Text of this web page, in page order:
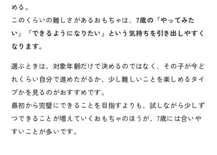
める。
このくらいの難しさがあるおもちゃは、 7歳の「やってみた
い」「できるようになりたい」という気持ちを引き出しやすく
なります。
選ぶときは、対象年齢だけで決めるのではなく、その子が今ど
れくらい自分で進めたがるか、少し難しいことを楽しめるタイ
プかを見るのがおすすめです。
最初から完璧にできることを目指すよりも、試しながら少しず
つできることが増えていくおもちゃのほうが、7歳には合いや
すいことが多いです。